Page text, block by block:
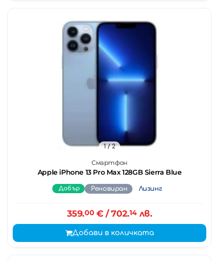
Смартфон
Apple iPhone 13 Pro Max 128GB Sierra Blue
1/ 2
Добър Реновиран Лизинг
359.00€ / 702.14лв.
Добави в количката